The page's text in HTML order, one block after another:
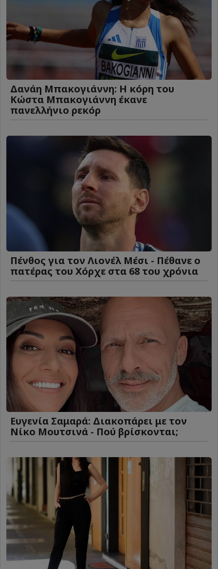
Δανάη Μπακογιάννη: Η κόρη του
Κώστα Μπακογιάννη έκανε
πανελλήνιο ρεκόρ
Πένθος για τον Λιονέλ Μέσι - Πέθανε ο
πατέρας του Χόρχε στα 68 του χρόνια
Ευγενία Σαμαρά: Διακοπάρει με τον
Νίκο Μουτσινά - Πού βρίσκονται;